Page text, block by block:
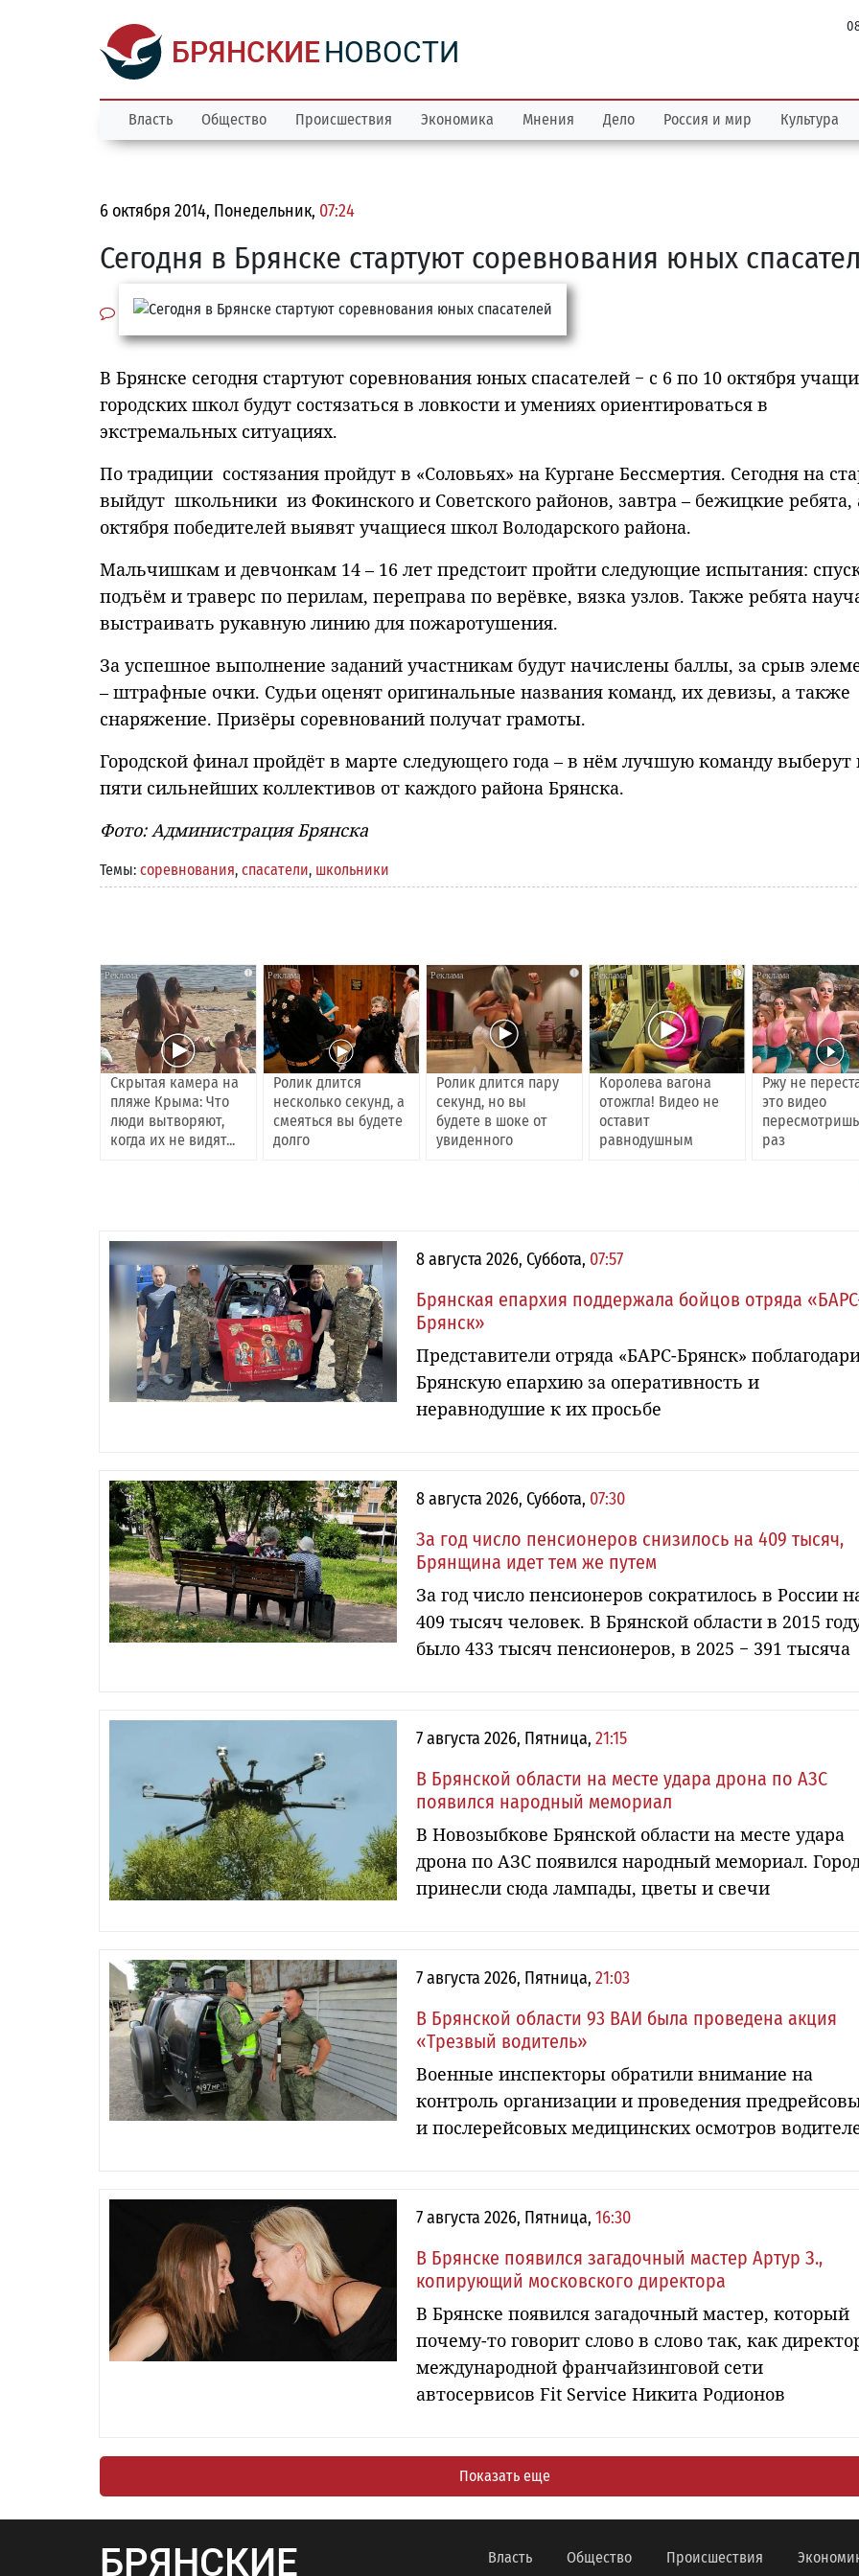
БРЯНСКИЕНОВОСТИ
Власть Общество Происшествия Экономика Мнения Дело Россия и мир Культура
6 октября 2014, Понедельник, 07:24
Сегодня в Брянске стартуют соревнования юных
В Брянске сегодня стартуют соревнования юных спасателей − с 6 по 10 октября
городских школ будут состязаться в ловкости и умениях ориентироваться в
экстремальных ситуациях.
По традиции состязания пройдут в «Соловьях» на Кургане Бессмертия. Сегодня на
выйдут школьники из Фокинского и Советского районов, завтра – бежицкие ребята,
октября победителей выявят учащиеся школ Володарского района.
Мальчишкам и девчонкам 14 – 16 лет предстоит пройти следующие испытания:
подъём и траверс по перилам, переправа по верёвке, вязка узлов. Также ребята
выстраивать рукавную линию для пожаротушения.
За успешное выполнение заданий участникам будут начислены баллы, за срыв
– штрафные очки. Судьи оценят оригинальные названия команд, их девизы, а также
снаряжение. Призёры соревнований получат грамоты.
Городской финал пройдёт в марте следующего года – в нём лучшую команду выберут
пяти сильнейших коллективов от каждого района Брянска.
Фото: Администрация Брянска
Темы: соревнования, спасатели, школьники
i
Скрытая камера на
пляже Крыма: Что
люди вытворяют,
когда их не видят...
i
Ролик длится
несколько секунд, а
смеяться вы будете
долго
i
Ролик длится пару
секунд, но вы
будете в шоке от
увиденного
i
Королева вагона
отожгла! Видео не
оставит
равнодушным
Ржу не
это видео
раз
8 августа 2026, Суббота, 07:57
Брянская епархия поддержала бойцов отряда
Брянск»
Представители отряда «БАРС-Брянск»
Брянскую епархию за оперативность и
неравнодушие к их просьбе
8 августа 2026, Суббота, 07:30
За год число пенсионеров снизилось на 409 тысяч,
Брянщина идет тем же путем
За год число пенсионеров сократилось в России
409 тысяч человек. В Брянской области в 2015
было 433 тысяч пенсионеров, в 2025 − 391 тысяча
7 августа 2026, Пятница, 21:15
В Брянской области на месте удара дрона по АЗС
появился народный мемориал
В Новозыбкове Брянской области на месте удара
дрона по АЗС появился народный мемориал.
принесли сюда лампады, цветы и свечи
7 августа 2026, Пятница, 21:03
В Брянской области 93 ВАИ была проведена акция
«Трезвый водитель»
Военные инспекторы обратили внимание на
контроль организации и проведения
и послерейсовых медицинских осмотров
7 августа 2026, Пятница, 16:30
В Брянске появился загадочный мастер Артур З.,
копирующий московского директора
В Брянске появился загадочный мастер, который
почему-то говорит слово в слово так, как
международной франчайзинговой сети
автосервисов Fit Service Никита Родионов
Показать еще
БРЯНСКИЕ Власть Общество Происшествия